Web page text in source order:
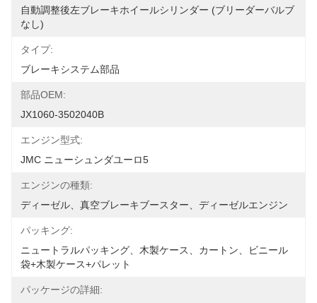
自動調整後左ブレーキホイールシリンダー (ブリーダーバルブ
なし)
タイプ:
ブレーキシステム部品
部品OEM:
JX1060-3502040B
エンジン型式:
JMC ニューシュンダユーロ5
エンジンの種類:
ディーゼル、真空ブレーキブースター、ディーゼルエンジン
パッキング:
ニュートラルパッキング、木製ケース、カートン、ビニール
袋+木製ケース+パレット
パッケージの詳細: